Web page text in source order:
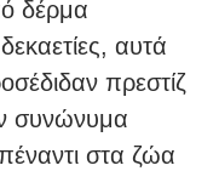
δέρμα
αυτά
πρεστίζ
συνώνυμα
στα ζώα